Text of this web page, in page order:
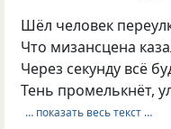
Шёл человек
Что мизансцена
Через секунду всё
Тень промелькнёт,
… показать весь текст …